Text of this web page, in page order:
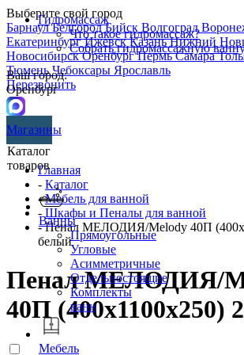
Выберите свой город
БарнаулБелгородБийск Волгоград
ЕкатеринбургИжевскКазаньНижний
НовосибирскОренбургПермьСамара
ТюменьЧебоксары Ярославль
Перезвонить
Гидромассаж
Что такое гидромассаж?
Собрать гидромассажную
Ваш город:
Оренбург
Магазины
Каталог
товаров
Ванны
Прямоугольные
Угловые
Асимметричные
Отдельностоящие
Комплекты
ванн
Мебель
Главная
- Каталог
-Мебель для ванной
- Шкафы и Пеналы для ванной
- Пенал МЕЛОДИЯ/Melody 40П
белый
Пенал МЕЛОДИЯ/
40П (400х1100х250)